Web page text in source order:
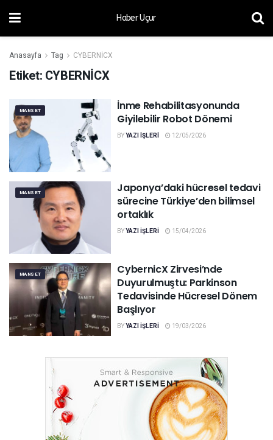
Haber Uçur
Anasayfa Tag CYBERNİCX
Etiket: CYBERNİCX
MANSET
İnme Rehabilitasyonunda
Giyilebilir Robot Dönemi
BYYAZI IŞLERI 12/05/2026
MANSET
Japonya’daki hücresel tedavi
sürecine Türkiye’den bilimsel
ortaklık
BYYAZI IŞLERI 15/04/2026
MANSET
CybernicX Zirvesi’nde
Duyurulmuştu: Parkinson
Tedavisinde Hücresel Dönem
Başlıyor
BYYAZI IŞLERI 19/03/2026